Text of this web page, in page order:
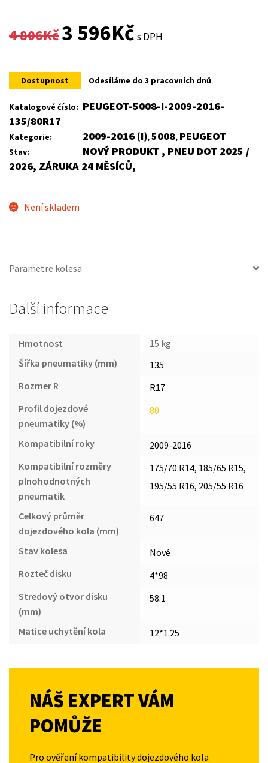
4 806Kč
Original
was:
4
3 596KčCurrent
is:
3
s DPH
Dostupnost Odesíláme do 3 pracovních dnů
Katalogové číslo: PEUGEOT-5008-I-2009-2016-
135/80R17
Kategorie: 2009-2016 (I),5008, PEUGEOT
Stav:
NOVÝ PRODUKT , PNEU DOT 2025 /
2026, ZÁRUKA 24 MĚSÍCŮ,
Není skladem
Parametre kolesa
Další informace
Hmotnost
15 kg
Šířka pneumatiky (mm)
135
Rozmer R
R17
Profil dojezdové
pneumatiky (%)
80
Kompatibilní roky
2009-2016
Kompatibilní rozměry
plnohodnotných
pneumatik
175/70 R14, 185/65 R15,
195/55 R16, 205/55 R16
Celkový průměr
dojezdového kola (mm)
647
Stav kolesa
Nové
Rozteč disku
4*98
Stredový otvor disku
(mm)
58.1
Matice uchytění kola 12*1.25
NÁŠ EXPERT VÁM
POMŮŽE
Pro ověření kompatibility dojezdového kola